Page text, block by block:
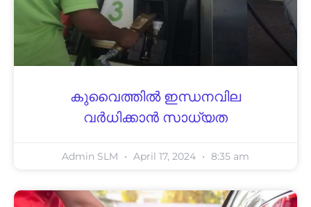
കുവൈത്തിൽ ഇന്ധനവില
വർധിക്കാൻ സാധ്യത
Admin SLM April 17, 2024 8:35 am